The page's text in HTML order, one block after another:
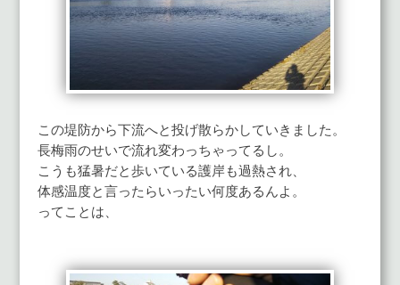
この堤防から下流へと投げ散らかしていきました。
長梅雨のせいで流れ変わっちゃってるし。
こうも猛暑だと歩いている護岸も過熱され、
体感温度と言ったらいったい何度あるんよ。
ってことは、